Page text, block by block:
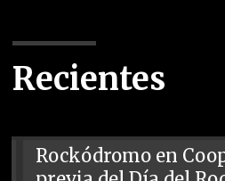
Recientes
Rockódromo en